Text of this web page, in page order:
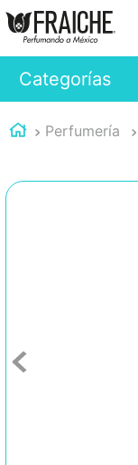
Categorías
Perfumería